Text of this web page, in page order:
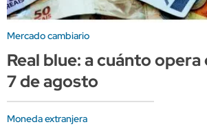
Mercado cambiario
Real blue: a cuánto
7 de agosto
Moneda extranjera